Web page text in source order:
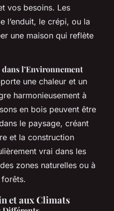
vos besoins. Les
l’enduit, le crépi, ou la
une maison qui reflète
l’Environnement
une chaleur et un
harmonieusement à
en bois peuvent être
le paysage, créant
et la construction
vrai dans les
zones naturelles ou à
et aux Climats